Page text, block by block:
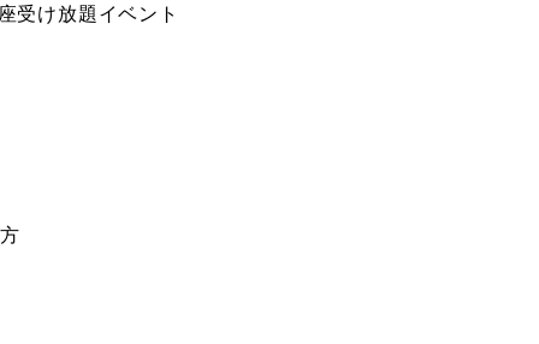
受け放題イベント